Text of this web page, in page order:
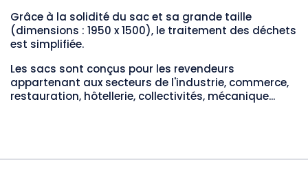
Grâce à la solidité du sac et sa grande taille
(dimensions : 1950 x 1500), le traitement des déchets
est simplifiée.
Les sacs sont conçus pour les revendeurs
appartenant aux secteurs de l'industrie, commerce,
restauration, hôtellerie, collectivités, mécanique...